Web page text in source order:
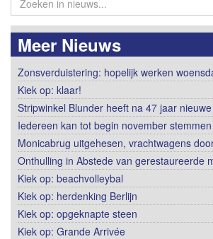
Meer Nieuws
Zonsverduistering: hopelijk werken
Kiek op: klaar!
Stripwinkel Blunder heeft na 47 jaar
Iedereen kan tot begin november
Monicabrug uitgehesen, vrachtwagens
Onthulling in Abstede van gerestaureerde
Kiek op: beachvolleybal
Kiek op: herdenking Berlijn
Kiek op: opgeknapte steen
Kiek op: Grande Arrivée